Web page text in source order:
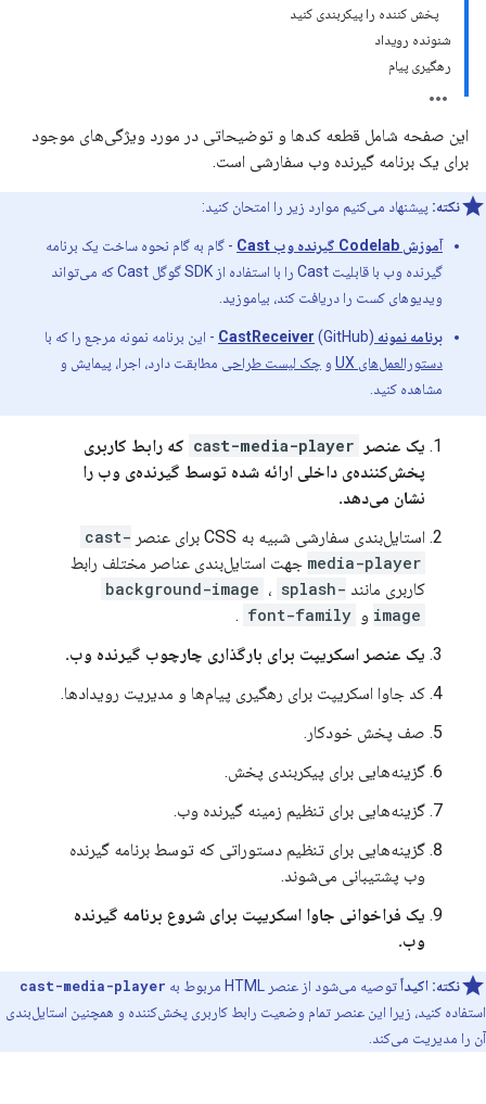
پخش کننده را پیکربندی کنید
شنونده رویداد
رهگیری پیام
این صفحه شامل قطعه کدها و توضیحاتی در مورد ویژگی‌های موجود
برای یک برنامه گیرنده وب سفارشی است.
نکته: پیشنهاد می‌کنیم موارد زیر را امتحان کنید:
آموزش Codelab گیرنده وب Cast
- گام به گام نحوه ساخت یک برنامه
گیرنده وب با قابلیت Cast را با استفاده از SDK گوگل Cast که می‌تواند
ویدیوهای کست را دریافت کند، بیاموزید.
برنامه نمونه CastReceiver (GitHub) - این برنامه نمونه مرجع را که با
دستورالعمل‌های UX
و چک لیست طراحی
مطابقت دارد، اجرا، پیمایش و
مشاهده کنید.
یک عنصر cast-media-player که رابط کاربری
پخش‌کننده‌ی داخلی ارائه شده توسط گیرنده‌ی وب را
نشان می‌دهد.
استایل‌بندی سفارشی شبیه به CSS برای عنصر
cast-
media-player جهت استایل‌بندی عناصر مختلف رابط
کاربری مانند
background-image ، splash-
image و font-family
.
یک عنصر اسکریپت برای بارگذاری چارچوب گیرنده وب.
کد جاوا اسکریپت برای رهگیری پیام‌ها و مدیریت رویدادها.
صف پخش خودکار.
گزینه‌هایی برای پیکربندی پخش.
گزینه‌هایی برای تنظیم زمینه گیرنده وب.
گزینه‌هایی برای تنظیم دستوراتی که توسط برنامه گیرنده
وب پشتیبانی می‌شوند.
یک فراخوانی جاوا اسکریپت برای شروع برنامه گیرنده
وب.
نکته: اکیداًتوصیه می‌شود از عنصر HTML مربوط به
cast-media-player
استفاده کنید، زیرا این عنصر تمام وضعیت رابط کاربری پخش‌کننده و همچنین استایل‌بندی
آن را مدیریت می‌کند.